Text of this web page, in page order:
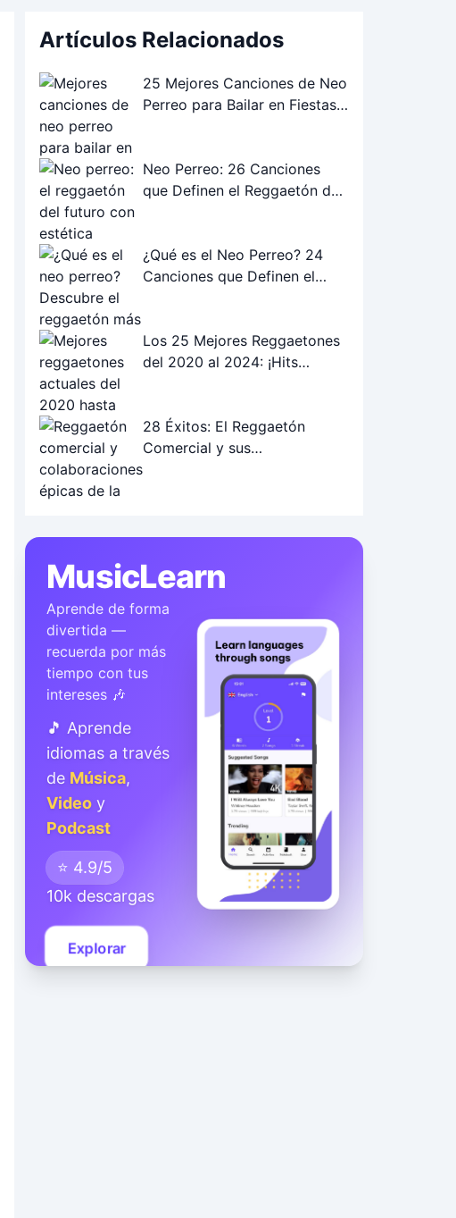
Artículos Relacionados
25 Mejores Canciones de Neo
Perreo para Bailar en Fiestas
Neo Perreo: 26 Canciones
que Definen el Reggaetón del
¿Qué es el Neo Perreo? 24
Canciones que Definen el
Los 25 Mejores Reggaetones
del 2020 al 2024: ¡Hits
28 Éxitos: El Reggaetón
Comercial y sus
Colaboraciones Épicas (2010-
MusicLearn
Aprende de forma
divertida —
recuerda por más
tiempo con tus
intereses 🎶
🎵 Aprende
idiomas a través
de Música,
Video y
Podcast
⭐ 4.9/5
10k descargas
Explorar